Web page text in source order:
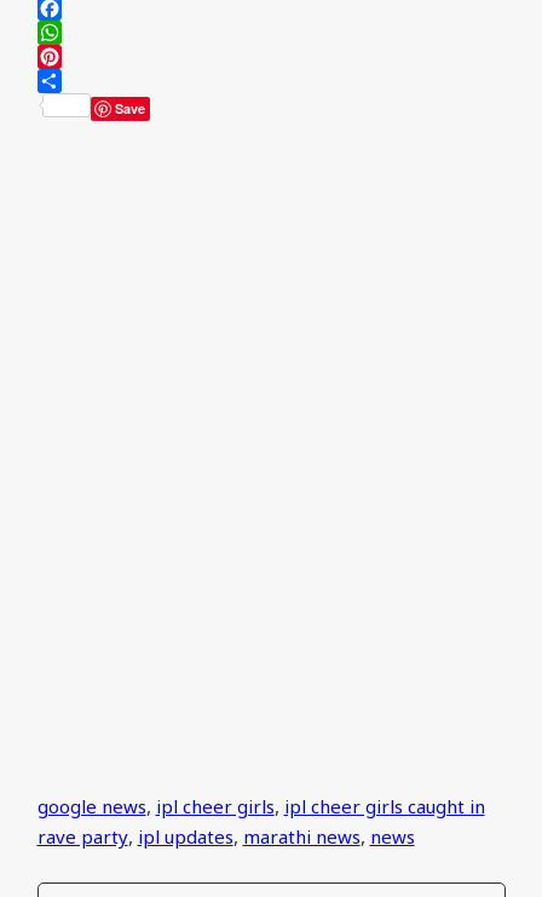
Facebook
WhatsApp
Pinterest
Share
Save
google news,ipl cheer girls,ipl cheer girls caught in
rave party,ipl updates,marathi news,news